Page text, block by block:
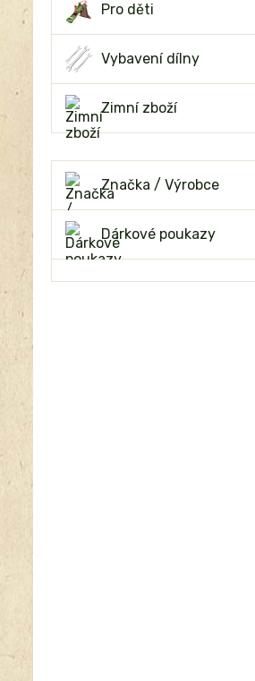
Pro děti
Vybavení dílny
Zimní zboží
Značka / Výrobce
Dárkové poukazy